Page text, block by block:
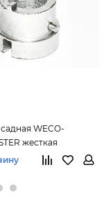
WECO-
жесткая
на левый вал